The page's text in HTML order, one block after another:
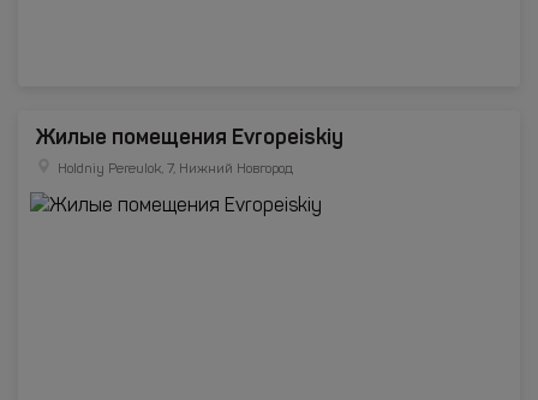
Жилые помещения Evropeiskiy
Holdniy Pereulok, 7, Нижний Новгород